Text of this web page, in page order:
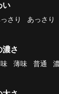
い
さり あっさり
濃さ
薄味 普通